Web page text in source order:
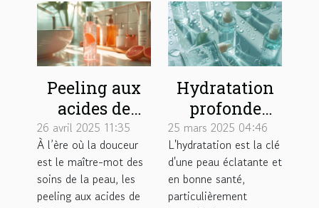
Peeling aux
acides de
fruits doux
pour un éclat
sans agresser
la peau
26 avril 2025 11:35
À l’ère où la douceur
est le maître-mot des
soins de la peau, les
peeling aux acides de
Hydratation
profonde
routine
quotidienne
pour les
peaux sèches
25 mars 2025 04:46
L'hydratation est la clé
d'une peau éclatante et
en bonne santé,
particulièrement